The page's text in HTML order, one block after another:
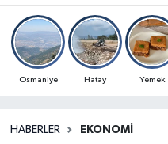
Osmaniye Hatay Yemek
HABERLER EKONOMI
OSMANİYE
MAGAZİN
Osmaniye Trafik
Süper Lig Puan